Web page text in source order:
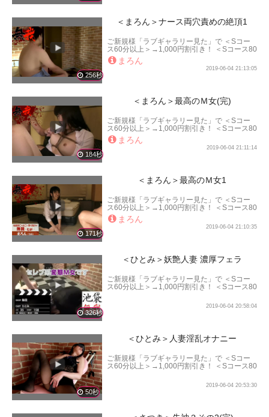
＜まろん＞ナース両穴責めの絶頂1
256秒
ご新規様「ラブギャラリー見た」で ＜Sコー
ス60分以上＞→1,000円割引き！ ＜Sコース80
分以上＞→2,000円割引き！ ＜Sコース100分
以上＞→3,000円割引き！ となります。
まろん
2019-06-04 21:13:05
＜まろん＞最高のＭ女(完)
184秒
ご新規様「ラブギャラリー見た」で ＜Sコー
ス60分以上＞→1,000円割引き！ ＜Sコース80
分以上＞→2,000円割引き！ ＜Sコース100分
以上＞→3,000円割引き！ となります。
まろん
2019-06-04 21:11:14
＜まろん＞最高のＭ女1
171秒
ご新規様「ラブギャラリー見た」で ＜Sコー
ス60分以上＞→1,000円割引き！ ＜Sコース80
分以上＞→2,000円割引き！ ＜Sコース100分
以上＞→3,000円割引き！ となります。
まろん
2019-06-04 21:10:35
＜ひとみ＞妖艶人妻 濃厚フェラ
326秒
ご新規様「ラブギャラリー見た」で ＜Sコー
ス60分以上＞→1,000円割引き！ ＜Sコース80
以上＞→3,000円割引き！ となります。
2019-06-04 20:58:04
＜ひとみ＞人妻淫乱オナニー
50秒
ご新規様「ラブギャラリー見た」で ＜Sコー
ス60分以上＞→1,000円割引き！ ＜Sコース80
以上＞→3,000円割引き！ となります。
2019-06-04 20:53:30